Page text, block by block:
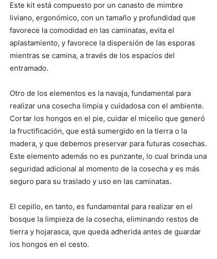
Este kit está compuesto por un canasto de mimbre
liviano, ergonómico, con un tamaño y profundidad que
favorece la comodidad en las caminatas, evita el
aplastamiento, y favorece la dispersión de las esporas
mientras se camina, a través de los espacios del
entramado.
Otro de los elementos es la navaja, fundamental para
realizar una cosecha limpia y cuidadosa con el ambiente.
Cortar los hongos en el pie, cuidar el micelio que generó
la fructificación, que está sumergido en la tierra o la
madera, y que debemos preservar para futuras cosechas.
Este elemento además no es punzante, lo cual brinda una
seguridad adicional al momento de la cosecha y es más
seguro para su traslado y uso en las caminatas.
El cepillo, en tanto, es fundamental para realizar en el
bosque la limpieza de la cosecha, eliminando restos de
tierra y hojarasca, que queda adherida antes de guardar
los hongos en el cesto.